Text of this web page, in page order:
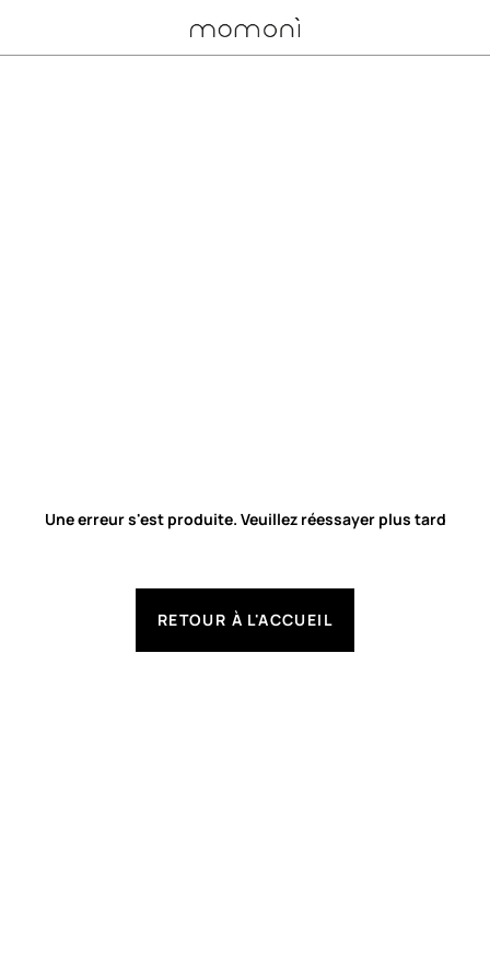
Une erreur s'est produite. Veuillez réessayer plus tard
RETOUR À L'ACCUEIL